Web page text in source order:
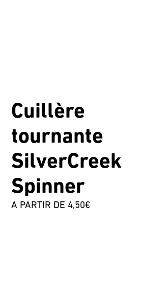
Cuillère
tournante
SilverCreek
Spinner
A PARTIR DE 4,50€